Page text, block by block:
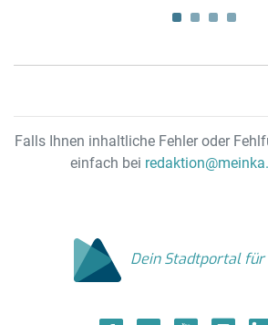
Falls Ihnen inhaltliche Fehler oder
einfach bei
Dein Stadtportal